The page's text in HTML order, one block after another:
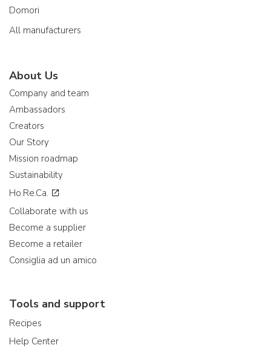
Domori
All manufacturers
About Us
Company and team
Ambassadors
Creators
Our Story
Mission roadmap
Sustainability
Ho.Re.Ca.
Collaborate with us
Become a supplier
Become a retailer
Consiglia ad un amico
Tools and support
Recipes
Help Center